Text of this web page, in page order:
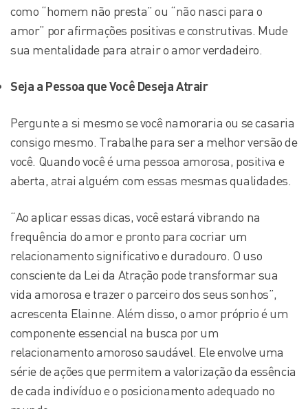
como “homem não presta” ou “não nasci para o
amor” por afirmações positivas e construtivas. Mude
sua mentalidade para atrair o amor verdadeiro.
Seja a Pessoa que Você Deseja Atrair
Pergunte a si mesmo se você namoraria ou se casaria
consigo mesmo. Trabalhe para ser a melhor versão de
você. Quando você é uma pessoa amorosa, positiva e
aberta, atrai alguém com essas mesmas qualidades.
“Ao aplicar essas dicas, você estará vibrando na
frequência do amor e pronto para cocriar um
relacionamento significativo e duradouro. O uso
consciente da Lei da Atração pode transformar sua
vida amorosa e trazer o parceiro dos seus sonhos”,
acrescenta Elainne. Além disso, o amor próprio é um
componente essencial na busca por um
relacionamento amoroso saudável. Ele envolve uma
série de ações que permitem a valorização da essência
de cada indivíduo e o posicionamento adequado no